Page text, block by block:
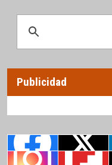
Publicidad